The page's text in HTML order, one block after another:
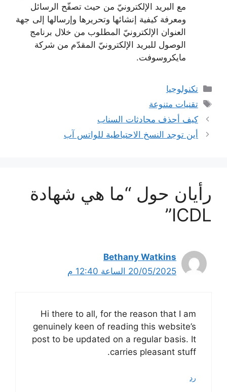
مع البريد الإلكترونيّ من حيث تصفّح الرسائل
ومعرفة كيفية إنشائها وتحريرها وإرسالها إلى جهة
العنوان الإلكترونيّ المطلوب من خلال برنامج
الوصول للبريد الإلكترونيّ المقدّم من شركة
مايكروسوفت.
التصنيفات
تكنولوجيا
الوسوم
تقنيات متنوعة
كيف أحذف محادثات السناب
أين توجد النسخ الاحتياطية للواتس آب
رأيان حول “ما هي شهادة
ICDL”
Bethany Watkins
20/05/2025 الساعة 12:40 م
Hi there to all, for the reason that I am
genuinely keen of reading this website’s
post to be updated on a regular basis. It
carries pleasant stuff.
رد